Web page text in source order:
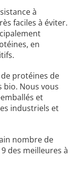
à
faciles à éviter.
en
protéines de
bio. Nous vous
et
industriels et
nombre de
des meilleures à